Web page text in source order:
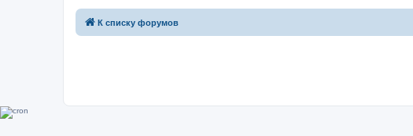
К списку форумов